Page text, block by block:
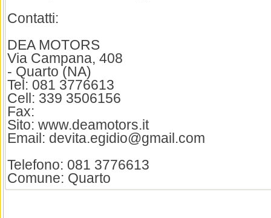
Contatti:
DEA MOTORS
Via Campana, 408
- Quarto (NA)
Tel: 081 3776613
Cell: 339 3506156
Fax:
Sito: www.deamotors.it
Email: devita.egidio@gmail.com
Telefono: 081 3776613
Comune: Quarto